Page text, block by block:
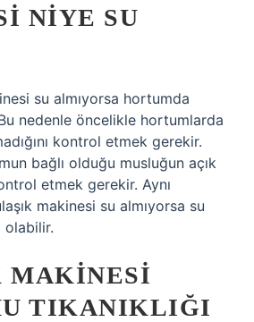
NIYE SU
su almıyorsa hortumda
nedenle öncelikle hortumlarda
kontrol etmek gerekir.
bağlı olduğu musluğun açık
etmek gerekir. Aynı
makinesi su almıyorsa su
olabilir.
MAKINESI
TIKANIKLIĞI